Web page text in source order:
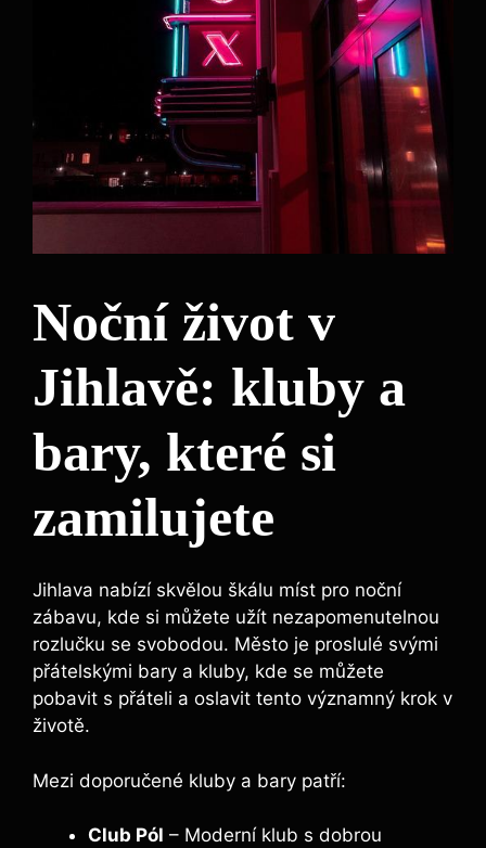
Noční život v
Jihlavě: kluby a
bary, které si
zamilujete
Jihlava nabízí skvělou škálu míst pro noční
zábavu, kde si můžete užít nezapomenutelnou
rozlučku se svobodou. Město je proslulé svými
přátelskými bary a kluby, kde se můžete
pobavit s přáteli a oslavit tento významný krok v
životě.
Mezi doporučené kluby a bary patří:
Club Pól – Moderní klub s dobrou